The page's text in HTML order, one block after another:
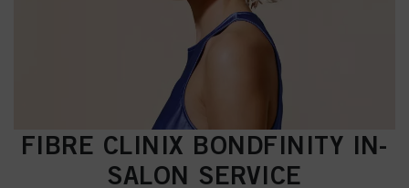
FIBRE CLINIX BONDFINITY IN-
SALON SERVICE